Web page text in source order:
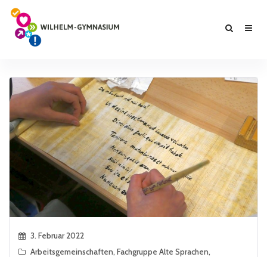
3. Februar 2022
Arbeitsgemeinschaften, Fachgruppe Alte Sprachen,